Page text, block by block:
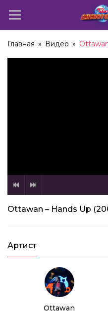
Главная » Видео »
Ottawan – Hands Up
Артист
Ottawan